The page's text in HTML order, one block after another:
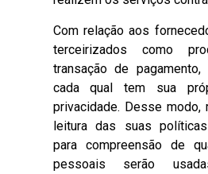
Com relação aos
terceirizados como
transação de
cada qual tem sua
privacidade. Desse modo,
leitura das suas
para compreensão de
pessoais serão